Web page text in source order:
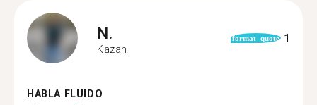
N.
Kazan
format_quote 1
HABLA FLUIDO